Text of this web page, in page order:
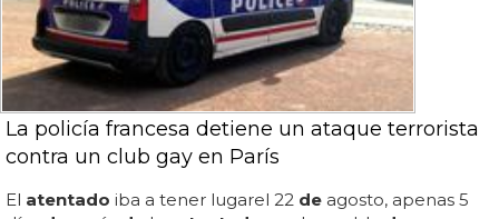
La policía francesa detiene un ataque terrorista
contra un club gay en París
El atentado iba a tener lugarel 22 de agosto, apenas 5